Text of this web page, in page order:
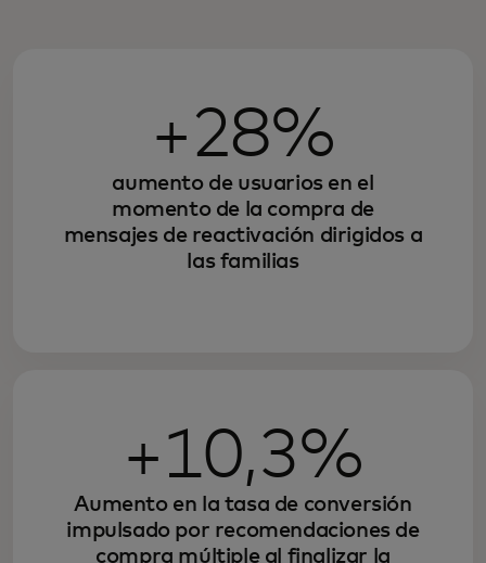
+28%
aumento de usuarios en el
momento de la compra de
mensajes de reactivación dirigidos a
las familias
+10,3%
Aumento en la tasa de conversión
impulsado por recomendaciones de
compra múltiple al finalizar la